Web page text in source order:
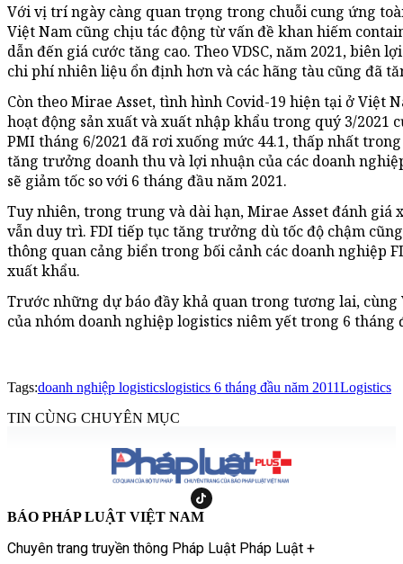
Với vị trí ngày càng quan trọng trong chuỗi cung ứng
Việt Nam cũng chịu tác động từ vấn đề khan hiếm
dẫn đến giá cước tăng cao. Theo VDSC, năm 2021, biên
chi phí nhiên liệu ổn định hơn và các hãng tàu cũng đã
Còn theo Mirae Asset, tình hình Covid-19 hiện tại ở Việt
hoạt động sản xuất và xuất nhập khẩu trong quý 3/2021
PMI tháng 6/2021 đã rơi xuống mức 44.1, thấp nhất
tăng trưởng doanh thu và lợi nhuận của các doanh
sẽ giảm tốc so với 6 tháng đầu năm 2021.
Tuy nhiên, trong trung và dài hạn, Mirae Asset đánh
vẫn duy trì. FDI tiếp tục tăng trưởng dù tốc độ chậm
thông quan cảng biển trong bối cảnh các doanh nghiệp
xuất khẩu.
Trước những dự báo đầy khả quan trong tương lai,
của nhóm doanh nghiệp logistics niêm yết trong 6 tháng
Tags:doanh nghiệp logisticslogistics 6 tháng đầu năm 2011Logistics
TIN CÙNG CHUYÊN MỤC
BÁO PHÁP LUẬT VIỆT NAM
Chuyên trang truyền thông Pháp Luật Pháp Luật +